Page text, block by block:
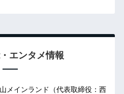
エンタメ情報
メインランド（代表取締役：西